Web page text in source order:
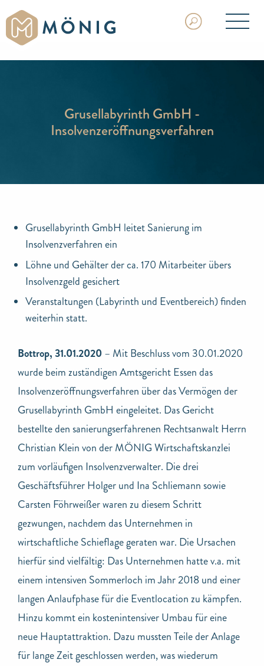
Grusellabyrinth GmbH -
Insolvenzeröffnungsverfahren
Grusellabyrinth GmbH leitet Sanierung im
Insolvenzverfahren ein
Löhne und Gehälter der ca. 170 Mitarbeiter übers
Insolvenzgeld gesichert
Veranstaltungen (Labyrinth und Eventbereich) finden
weiterhin statt.
Bottrop, 31.01.2020– Mit Beschluss vom 30.01.2020
wurde beim zuständigen Amtsgericht Essen das
Insolvenzeröffnungsverfahren über das Vermögen der
Grusellabyrinth GmbH eingeleitet. Das Gericht
bestellte den sanierungserfahrenen Rechtsanwalt Herrn
Christian Klein von der MÖNIG Wirtschaftskanzlei
zum vorläufigen Insolvenzverwalter. Die drei
Geschäftsführer Holger und Ina Schliemann sowie
Carsten Föhrweißer waren zu diesem Schritt
gezwungen, nachdem das Unternehmen in
wirtschaftliche Schieflage geraten war. Die Ursachen
hierfür sind vielfältig: Das Unternehmen hatte v.a. mit
einem intensiven Sommerloch im Jahr 2018 und einer
langen Anlaufphase für die Eventlocation zu kämpfen.
Hinzu kommt ein kostenintensiver Umbau für eine
neue Hauptattraktion. Dazu mussten Teile der Anlage
für lange Zeit geschlossen werden, was wiederum